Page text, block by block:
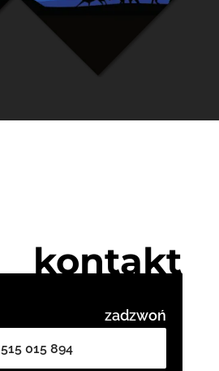
kontakt
zadzwoń
515 015 894